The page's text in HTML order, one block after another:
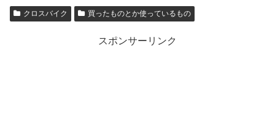
クロスバイク 買ったものとか使っているもの
スポンサーリンク